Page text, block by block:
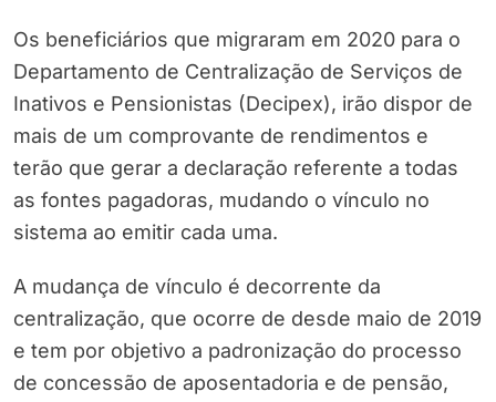
Os beneficiários que migraram em 2020 para o
Departamento de Centralização de Serviços de
Inativos e Pensionistas (Decipex), irão dispor de
mais de um comprovante de rendimentos e
terão que gerar a declaração referente a todas
as fontes pagadoras, mudando o vínculo no
sistema ao emitir cada uma.
A mudança de vínculo é decorrente da
centralização, que ocorre de desde maio de 2019
e tem por objetivo a padronização do processo
de concessão de aposentadoria e de pensão,